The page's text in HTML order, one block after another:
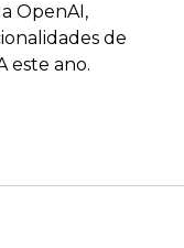
OpenAI,
de
este ano.